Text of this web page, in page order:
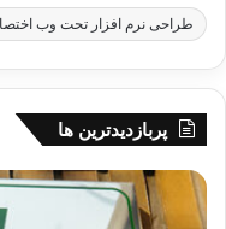
طراحی نرم افزار تحت وب
پربازدیدترین ها